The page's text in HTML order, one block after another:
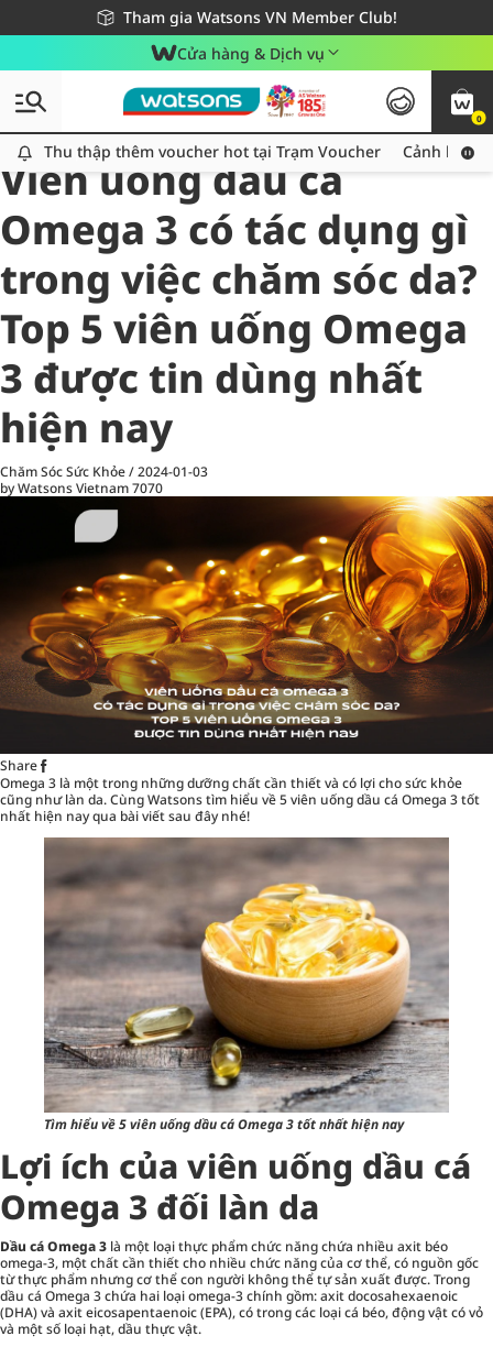
Tham gia Watsons VN Member Club!
Miễn phí giao hàng cho đơn hàng từ 249,000Đ
Giao hàng nhanh 24h - Áp dụng khu vực TP. Hồ Chí Minh
Cửa hàng & Dịch vụ
0
Thu thập thêm voucher hot tại Trạm Voucher
Thu thập thêm voucher hot tại Trạm Voucher Cảnh báo
All
Chăm Sóc Cá Nhân
Viên uống dầu cá
Omega 3 có tác dụng gì
trong việc chăm sóc da?
Top 5 viên uống Omega
3 được tin dùng nhất
hiện nay
Chăm Sóc Sức Khỏe/2024-01-03
by Watsons Vietnam7070
Share
Omega 3 là một trong những dưỡng chất cần thiết và có lợi cho sức khỏe
cũng như làn da. CùngWatsonstìm hiểu về 5 viên uống dầu cá Omega 3 tốt
nhất hiện nay qua bài viết sau đây nhé!
Tìm hiểu về 5 viên uống dầu cá Omega 3 tốt nhất hiện nay
Lợi ích của viên uống dầu cá
Omega 3 đối làn da
Dầu cá Omega 3 là một loạithực phẩm chức năngchứa nhiều axit béo
omega-3, một chất cần thiết cho nhiều chức năng của cơ thể, có nguồn gốc
từ thực phẩm nhưng cơ thể con người không thể tự sản xuất được. Trong
dầu cá Omega 3 chứa hai loại omega-3 chính gồm: axit docosahexaenoic
(DHA) và axit eicosapentaenoic (EPA), có trong các loại cá béo, động vật có vỏ
và một số loại hạt, dầu thực vật.